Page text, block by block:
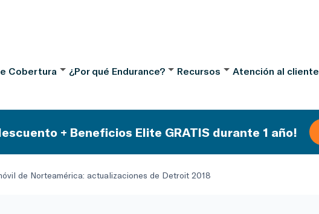
Cobertura ¿Por qué Endurance? Recursos Atención al cliente
+ Beneficios Elite GRATIS durante 1 año!
de Norteamérica: actualizaciones de Detroit 2018